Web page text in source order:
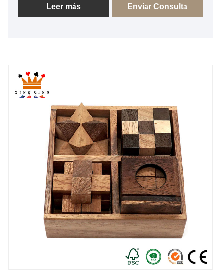
profesional y entusiasta y productos de alta calidad,
¡esperamos trabajar con usted!
Leer más Enviar Consulta